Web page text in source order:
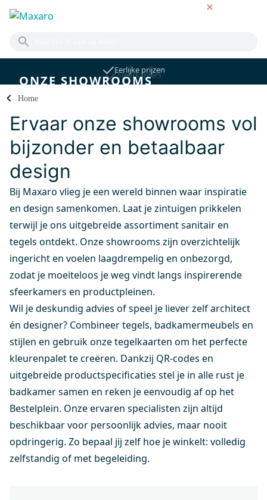
ONZE SHOWROOMS
Sfeerkamers
Eerlijke prijzen
Home
Ervaar onze showrooms vol
bijzonder en betaalbaar
design
Bij Maxaro vlieg je een wereld binnen waar inspiratie
en design samenkomen. Laat je zintuigen prikkelen
terwijl je ons uitgebreide assortiment sanitair en
tegels ontdekt. Onze showrooms zijn overzichtelijk
ingericht en voelen laagdrempelig en onbezorgd,
zodat je moeiteloos je weg vindt langs inspirerende
sfeerkamers en productpleinen.
Wil je deskundig advies of speel je liever zelf architect
én designer? Combineer tegels, badkamermeubels en
stijlen en gebruik onze tegelkaarten om het perfecte
kleurenpalet te creëren. Dankzij QR-codes en
uitgebreide productspecificaties stel je in alle rust je
badkamer samen en reken je eenvoudig af op het
Bestelplein. Onze ervaren specialisten zijn altijd
beschikbaar voor persoonlijk advies, maar nooit
opdringerig. Zo bepaal jij zelf hoe je winkelt: volledig
zelfstandig of met begeleiding.